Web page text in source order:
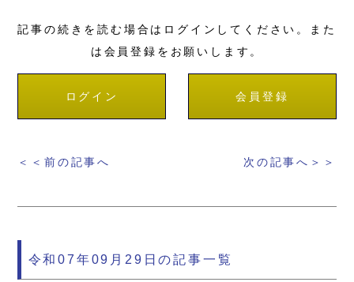
記事の続きを読む場合はログインしてください。また
は会員登録をお願いします。
ログイン 会員登録
＜＜前の記事へ 次の記事へ＞＞
令和07年09月29日の記事一覧